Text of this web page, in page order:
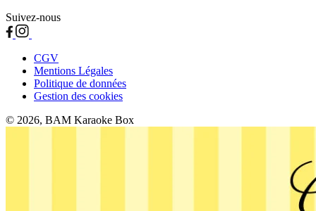
Suivez-nous
CGV
Mentions Légales
Politique de données
Gestion des cookies
© 2026, BAM Karaoke Box